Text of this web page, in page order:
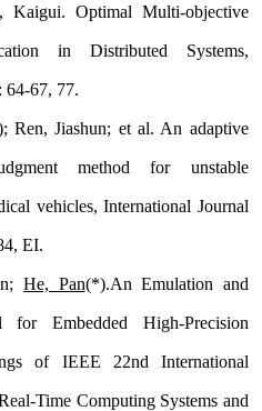
Kaigui. Optimal Multi-objective
in Distributed Systems,
64-67, 77.
Ren, Jiashun; et al. An adaptive
method for unstable
vehicles, International Journal
EI.
He, Pan(*).An Emulation and
for Embedded High-Precision
of IEEE 22nd International
Time Computing Systems and